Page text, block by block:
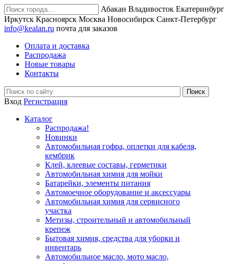
Абакан Владивосток Екатеринбург
Иркутск Красноярск Москва Новосибирск Санкт-Петербург
info@kealan.ru почта для заказов
Оплата и доставка
Распродажа
Новые товары
Контакты
Вход Регистрация
Каталог
Распродажа!
Новинки
Автомобильная гофра, оплетки для кабеля,
кембрик
Клей, клеевые составы, герметики
Автомобильная химия для мойки
Батарейки, элементы питания
Автомоечное оборудование и аксессуары
Автомобильная химия для сервисного
участка
Метизы, строительный и автомобильный
крепеж
Бытовая химия, средства для уборки и
инвентарь
Автомобильное масло, мото масло,